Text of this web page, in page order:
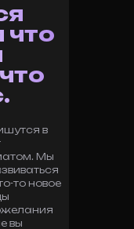
что
в
Мы
то новое
вы